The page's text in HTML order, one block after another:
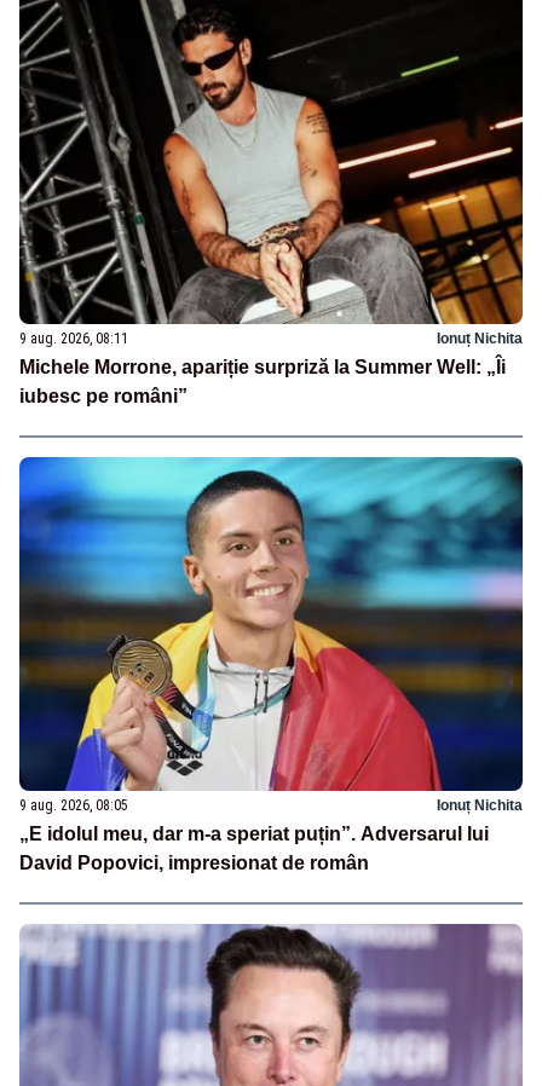
9 aug. 2026, 08:11 Ionuț Nichita
Michele Morrone, apariție surpriză la Summer Well: „Îi
iubesc pe români”
9 aug. 2026, 08:05 Ionuț Nichita
„E idolul meu, dar m-a speriat puțin”. Adversarul lui
David Popovici, impresionat de român